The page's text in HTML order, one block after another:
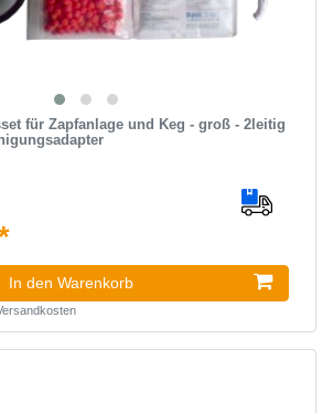
für Zapfanlage und Keg - groß - 2leitig
In den Warenkorb